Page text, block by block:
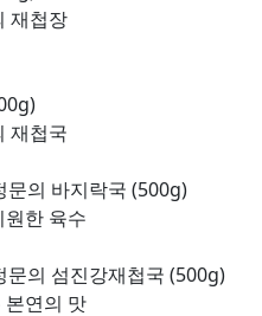
재첩장
재첩국
의 바지락국 (500g)
한 육수
의 섬진강재첩국 (500g)
본연의 맛